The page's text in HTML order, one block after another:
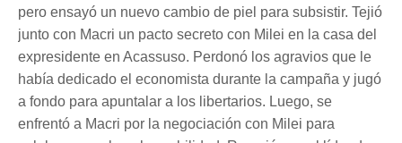
pero ensayó un nuevo cambio de piel para subsistir. Tejió
junto con Macri un pacto secreto con Milei en la casa del
expresidente en Acassuso. Perdonó los agravios que le
había dedicado el economista durante la campaña y jugó
a fondo para apuntalar a los libertarios. Luego, se
enfrentó a Macri por la negociación con Milei para